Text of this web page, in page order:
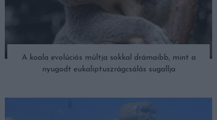
A koala evolúciós múltja sokkal drámaibb, mint a
nyugodt eukaliptuszrágcsálás sugallja